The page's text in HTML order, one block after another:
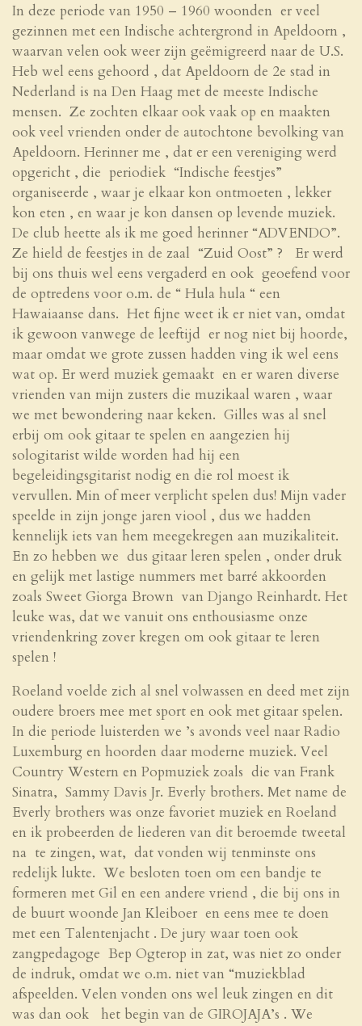
In deze periode van 1950 – 1960 woonden er veel
gezinnen met een Indische achtergrond in Apeldoorn ,
waarvan velen ook weer zijn geëmigreerd naar de U.S.
Heb wel eens gehoord , dat Apeldoorn de 2e stad in
Nederland is na Den Haag met de meeste Indische
mensen. Ze zochten elkaar ook vaak op en maakten
ook veel vrienden onder de autochtone bevolking van
Apeldoorn. Herinner me , dat er een vereniging werd
opgericht , die periodiek “Indische feestjes”
organiseerde , waar je elkaar kon ontmoeten , lekker
kon eten , en waar je kon dansen op levende muziek.
De club heette als ik me goed herinner “ADVENDO”.
Ze hield de feestjes in de zaal “Zuid Oost” ? Er werd
bij ons thuis wel eens vergaderd en ook geoefend voor
de optredens voor o.m. de “ Hula hula “ een
Hawaiaanse dans. Het fijne weet ik er niet van, omdat
ik gewoon vanwege de leeftijd er nog niet bij hoorde,
maar omdat we grote zussen hadden ving ik wel eens
wat op. Er werd muziek gemaakt en er waren diverse
vrienden van mijn zusters die muzikaal waren , waar
we met bewondering naar keken. Gilles was al snel
erbij om ook gitaar te spelen en aangezien hij
sologitarist wilde worden had hij een
begeleidingsgitarist nodig en die rol moest ik
vervullen. Min of meer verplicht spelen dus! Mijn vader
speelde in zijn jonge jaren viool , dus we hadden
kennelijk iets van hem meegekregen aan muzikaliteit.
En zo hebben we dus gitaar leren spelen , onder druk
en gelijk met lastige nummers met barré akkoorden
zoals Sweet Giorga Brown van Django Reinhardt. Het
leuke was, dat we vanuit ons enthousiasme onze
vriendenkring zover kregen om ook gitaar te leren
spelen !
Roeland voelde zich al snel volwassen en deed met zijn
oudere broers mee met sport en ook met gitaar spelen.
In die periode luisterden we ’s avonds veel naar Radio
Luxemburg en hoorden daar moderne muziek. Veel
Country Western en Popmuziek zoals die van Frank
Sinatra, Sammy Davis Jr. Everly brothers. Met name de
Everly brothers was onze favoriet muziek en Roeland
en ik probeerden de liederen van dit beroemde tweetal
na te zingen, wat, dat vonden wij tenminste ons
redelijk lukte. We besloten toen om een bandje te
formeren met Gil en een andere vriend , die bij ons in
de buurt woonde Jan Kleiboer en eens mee te doen
met een Talentenjacht . De jury waar toen ook
zangpedagoge Bep Ogterop in zat, was niet zo onder
de indruk, omdat we o.m. niet van “muziekblad
afspeelden. Velen vonden ons wel leuk zingen en dit
was dan ook het begin van de GIROJAJA’s . We